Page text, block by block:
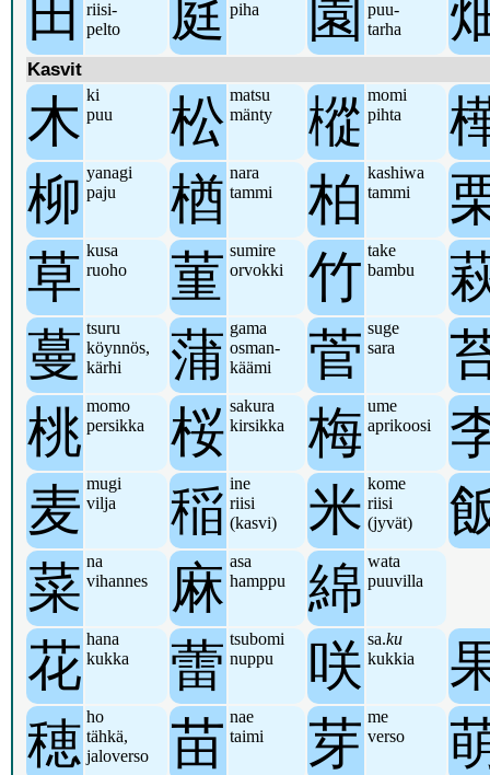
田
riisi-
pelto
庭 piha
園
puu-
tarha
Kasvit
木 ki
puu
松 matsu
mänty
樅 momi
pihta
柳 yanagi
paju
楢 nara
tammi
柏 kashiwa
tammi
草 kusa
ruoho
菫 sumire
orvokki
竹 take
bambu
蔓 tsuru
köynnös,
kärhi
蒲 gama
osman-
käämi
菅 suge
sara
桃 momo
persikka
桜 sakura
kirsikka
梅 ume
aprikoosi
麦 mugi
vilja
稲 ine
riisi
(kasvi)
米 kome
riisi
(jyvät)
菜 na
vihannes
麻 asa
hamppu
綿 wata
puuvilla
花 hana
kukka
蕾 tsubomi
nuppu
咲 sa.ku
kukkia
穂 ho
tähkä,
jaloverso
苗 nae
taimi
芽 me
verso